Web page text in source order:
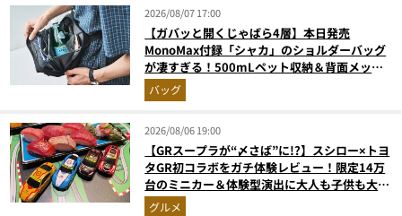
2026/08/07 17:00
【ガバッと開くじゃばら4層】本日発売
MonoMax付録「シャカ」のショルダーバッグ
が凄すぎる！500mLペット収納＆背面メッシ
ュでベタつかない
バッグ
2026/08/06 19:00
【GRスープラが“〆さば”に!?】スシロー×トヨ
タGR初コラボをガチ体験レビュー！限定14万
台のミニカー＆体験型演出に大人も子供も大興
奮間違いなし
グルメ